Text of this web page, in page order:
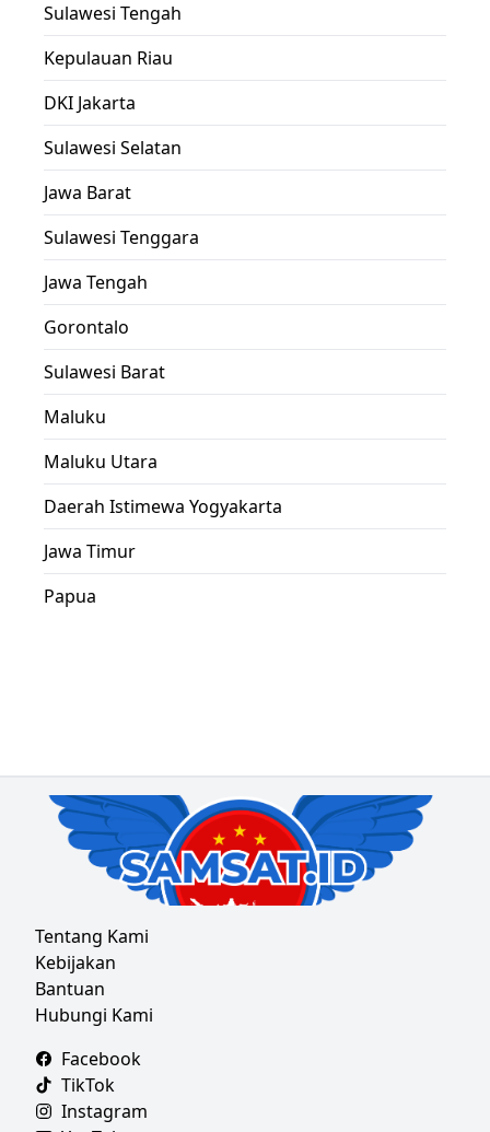
Sulawesi Tengah
Kepulauan Riau
DKI Jakarta
Sulawesi Selatan
Jawa Barat
Sulawesi Tenggara
Jawa Tengah
Gorontalo
Sulawesi Barat
Maluku
Maluku Utara
Daerah Istimewa Yogyakarta
Jawa Timur
Papua
Tentang Kami
Kebijakan
Bantuan
Hubungi Kami
Facebook
TikTok
Instagram